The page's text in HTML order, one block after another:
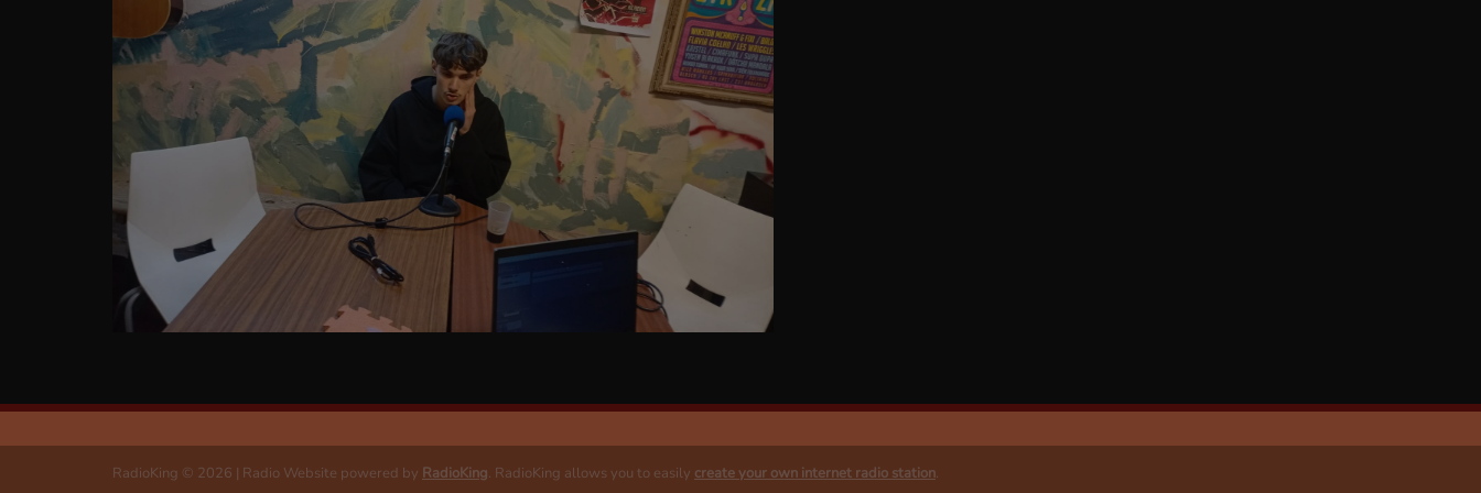
RadioKing © 2026 | Radio Website powered by RadioKing. RadioKing allows you to easily create your own internet radio station.